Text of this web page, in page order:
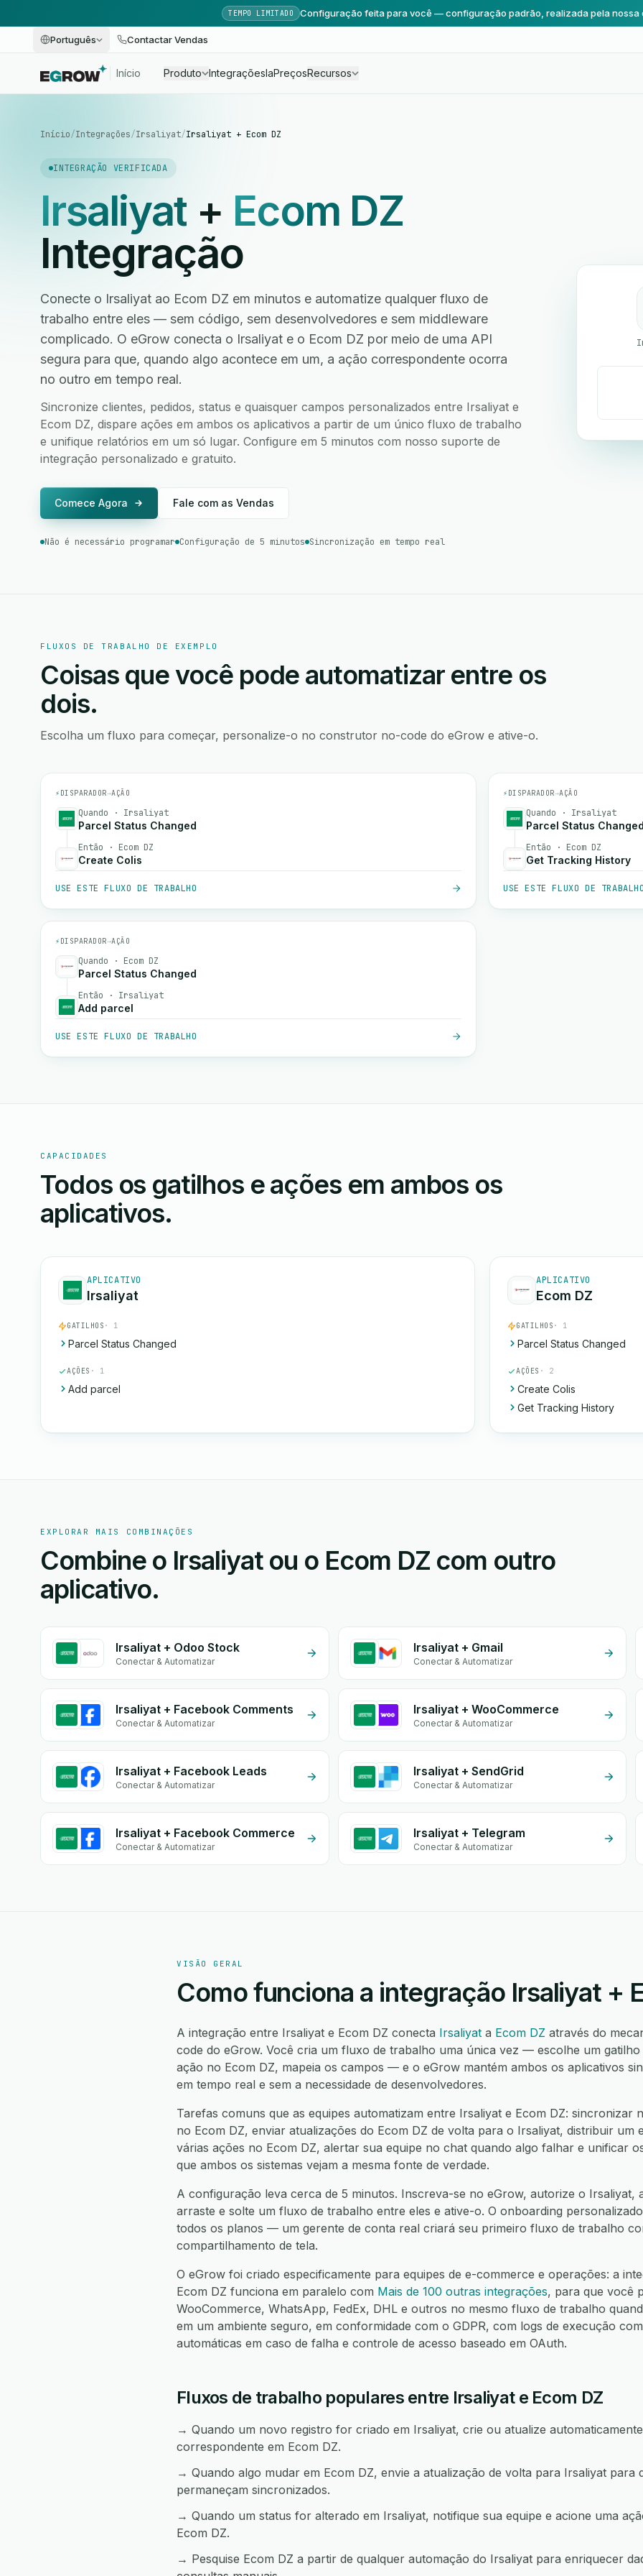
TEMPO LIMITADO Configuração feita para você — configuração padrão, realizada pela nossa
Português Contactar Vendas
Início Produto IntegraçõesIaPreçosRecursos
Início/Integrações/Irsaliyat/Irsaliyat + Ecom DZ
INTEGRAÇÃO VERIFICADA
Irsaliyat + Ecom DZ
Integração
Conecte o Irsaliyat ao Ecom DZ em minutos e automatize qualquer fluxo de
trabalho entre eles — sem código, sem desenvolvedores e sem middleware
complicado. O eGrow conecta o Irsaliyat e o Ecom DZ por meio de uma API
segura para que, quando algo acontece em um, a ação correspondente ocorra
no outro em tempo real.
Sincronize clientes, pedidos, status e quaisquer campos personalizados entre Irsaliyat e
Ecom DZ, dispare ações em ambos os aplicativos a partir de um único fluxo de trabalho
e unifique relatórios em um só lugar. Configure em 5 minutos com nosso suporte de
integração personalizado e gratuito.
Comece Agora Fale com as Vendas
Não é necessário programar Configuração de 5 minutos Sincronização em tempo real
FLUXOS DE TRABALHO DE EXEMPLO
Coisas que você pode automatizar entre os
dois.
Escolha um fluxo para começar, personalize-o no construtor no-code do eGrow e ative-o.
⚡ DISPARADOR→AÇÃO
Quando · Irsaliyat
Parcel Status Changed
Então · Ecom DZ
Create Colis
USE ESTE FLUXO DE TRABALHO
⚡ DISPARADOR→AÇÃO
Quando · Irsaliyat
Parcel Status
Então · Ecom DZ
Get Tracking History
USE ESTE FLUXO DE
⚡ DISPARADOR→AÇÃO
Quando · Ecom DZ
Parcel Status Changed
Então · Irsaliyat
Add parcel
USE ESTE FLUXO DE TRABALHO
CAPACIDADES
Todos os gatilhos e ações em ambos os
aplicativos.
APLICATIVO
Irsaliyat
GATILHOS · 1
Parcel Status Changed
AÇÕES · 1
Add parcel
APLICATIVO
Ecom DZ
GATILHOS · 1
Parcel Status Changed
AÇÕES · 2
Create Colis
Get Tracking History
EXPLORAR MAIS COMBINAÇÕES
Combine o Irsaliyat ou o Ecom DZ com outro
aplicativo.
Irsaliyat + Odoo Stock
Conectar & Automatizar
Irsaliyat + Gmail
Conectar & Automatizar
Irsaliyat + Facebook Comments
Conectar & Automatizar
Irsaliyat + WooCommerce
Conectar & Automatizar
Irsaliyat + Facebook Leads
Conectar & Automatizar
Irsaliyat + SendGrid
Conectar & Automatizar
Irsaliyat + Facebook Commerce
Conectar & Automatizar
Irsaliyat + Telegram
Conectar & Automatizar
VISÃO GERAL
Como funciona a integração Irsaliyat +
A integração entre Irsaliyat e Ecom DZ conecta Irsaliyat a Ecom DZ através do
code do eGrow. Você cria um fluxo de trabalho uma única vez — escolhe um
ação no Ecom DZ, mapeia os campos — e o eGrow mantém ambos os aplicativos
em tempo real e sem a necessidade de desenvolvedores.
Tarefas comuns que as equipes automatizam entre Irsaliyat e Ecom DZ: sincronizar
no Ecom DZ, enviar atualizações do Ecom DZ de volta para o Irsaliyat, distribuir um
várias ações no Ecom DZ, alertar sua equipe no chat quando algo falhar e unificar
que ambos os sistemas vejam a mesma fonte de verdade.
A configuração leva cerca de 5 minutos. Inscreva-se no eGrow, autorize o Irsaliyat,
arraste e solte um fluxo de trabalho entre eles e ative-o. O onboarding
todos os planos — um gerente de conta real criará seu primeiro fluxo de trabalho
compartilhamento de tela.
O eGrow foi criado especificamente para equipes de e-commerce e operações: a
Ecom DZ funciona em paralelo com Mais de 100 outras integrações, para que você
WooCommerce, WhatsApp, FedEx, DHL e outros no mesmo fluxo de trabalho
em um ambiente seguro, em conformidade com o GDPR, com logs de execução
automáticas em caso de falha e controle de acesso baseado em OAuth.
Fluxos de trabalho populares entre Irsaliyat e Ecom DZ
→ Quando um novo registro for criado em Irsaliyat, crie ou atualize
correspondente em Ecom DZ.
→ Quando algo mudar em Ecom DZ, envie a atualização de volta para Irsaliyat para
permaneçam sincronizados.
→ Quando um status for alterado em Irsaliyat, notifique sua equipe e acione uma
Ecom DZ.
→ Pesquise Ecom DZ a partir de qualquer automação do Irsaliyat para enriquecer